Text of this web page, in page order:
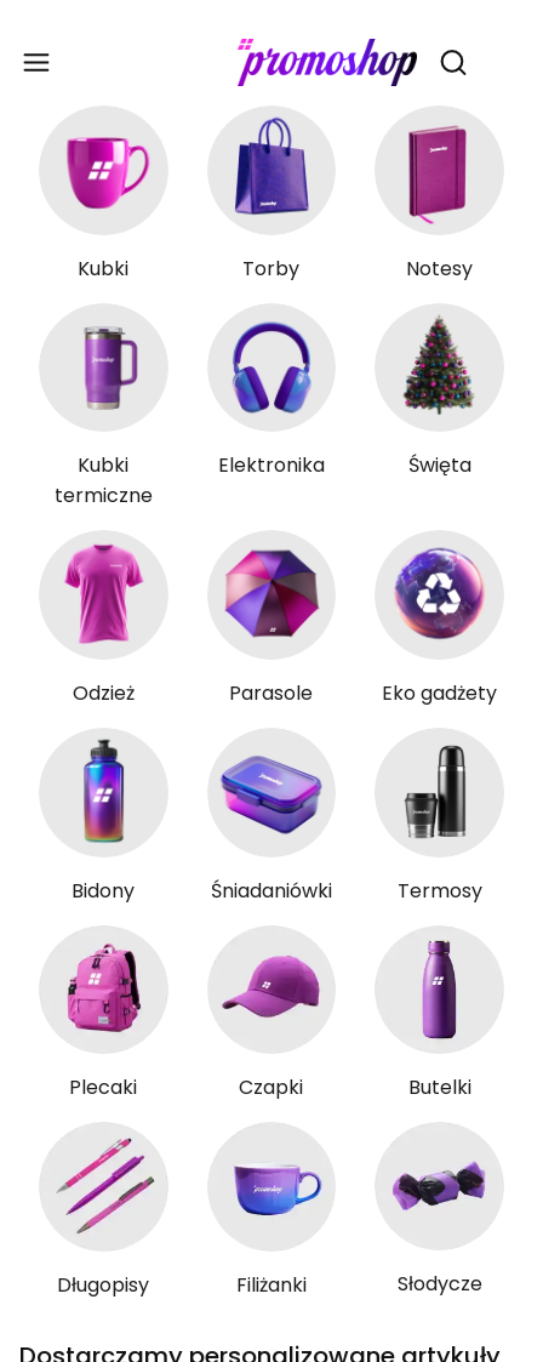
Otwórz
Kubki Torby Notesy
Kubki
termiczne
Elektronika Święta
Odzież Parasole Eko gadżety
Bidony Śniadaniówki Termosy
Plecaki Czapki Butelki
Długopisy Filiżanki Słodycze